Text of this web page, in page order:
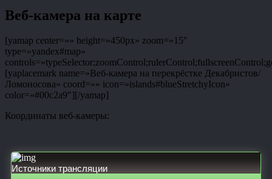
Веб-камера на карте
[yamap center=»» height=»450px» zoom=»15″
type=»yandex#map»
[yaplacemark name=»Веб-камера на перекрёстке Декабристов/
Ломоносова» coord=»» icon=»islands#blueStretchyIcon»
color=»#00c2a9″][/yamap]
Координаты веб-камеры:
Источники трансляции